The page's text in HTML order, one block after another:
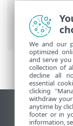
啟用
ESET MSP
檢視桌面網站
End of Life
We and our
optimized
and serve
collection of
decline all
essential
clicking
withdraw
anytime by
footer or in
information,